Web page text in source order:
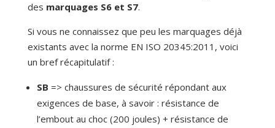
des marquages S6 et S7.
Si vous ne connaissez que peu les marquages déjà
existants avec la norme EN ISO 20345:2011, voici
un bref récapitulatif :
SB => chaussures de sécurité répondant aux
exigences de base, à savoir : résistance de
l’embout au choc (200 joules) + résistance de